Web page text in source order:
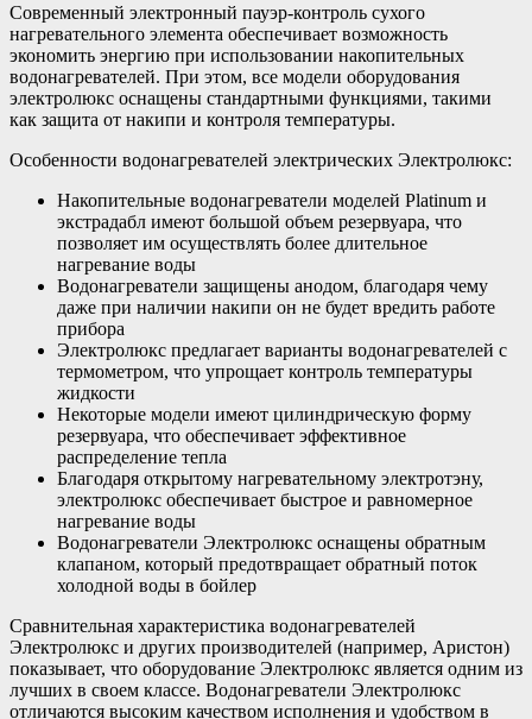
Современный электронный пауэр-контроль сухого
нагревательного элемента обеспечивает возможность
экономить энергию при использовании накопительных
водонагревателей. При этом, все модели оборудования
электролюкс оснащены стандартными функциями, такими
как защита от накипи и контроля температуры.
Особенности водонагревателей электрических Электролюкс:
Накопительные водонагреватели моделей Platinum и
экстрадабл имеют большой объем резервуара, что
позволяет им осуществлять более длительное
нагревание воды
Водонагреватели защищены анодом, благодаря чему
даже при наличии накипи он не будет вредить работе
прибора
Электролюкс предлагает варианты водонагревателей с
термометром, что упрощает контроль температуры
жидкости
Некоторые модели имеют цилиндрическую форму
резервуара, что обеспечивает эффективное
распределение тепла
Благодаря открытому нагревательному электротэну,
электролюкс обеспечивает быстрое и равномерное
нагревание воды
Водонагреватели Электролюкс оснащены обратным
клапаном, который предотвращает обратный поток
холодной воды в бойлер
Сравнительная характеристика водонагревателей
Электролюкс и других производителей (например, Аристон)
показывает, что оборудование Электролюкс является одним из
лучших в своем классе. Водонагреватели Электролюкс
отличаются высоким качеством исполнения и удобством в